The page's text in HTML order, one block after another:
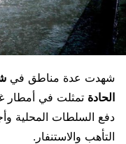
شهدت عدة مناطق في
الحادة تمثلت في أمطار
دفع السلطات المحلية
التأهب والاستنفار.